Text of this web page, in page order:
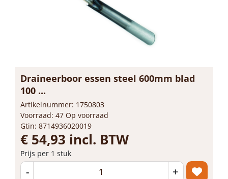
Draineerboor essen steel 600mm blad
100 ...
Artikelnummer: 1750803
Voorraad: 47 Op voorraad
Gtin: 8714936020019
€ 54,93 incl. BTW
Prijs per 1 stuk
- +